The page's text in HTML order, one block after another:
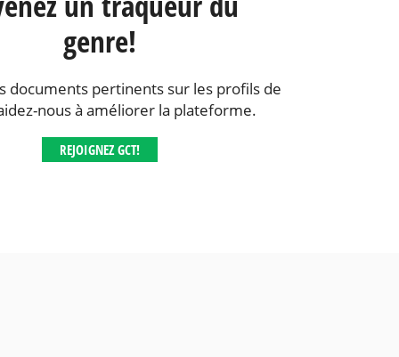
genre!
documents pertinents sur les profils de
nous à améliorer la plateforme.
REJOIGNEZ GCT!